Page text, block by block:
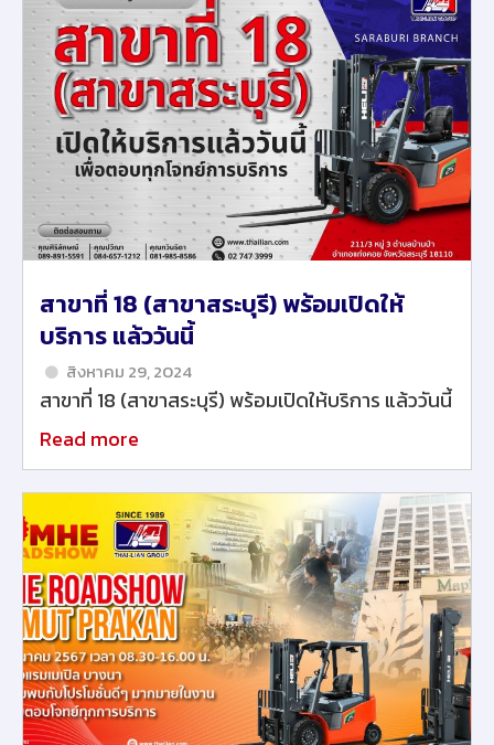
สาขาที่ 18 (สาขาสระบุรี) พร้อมเปิดให้
บริการ แล้ววันนี้
สิงหาคม 29, 2024
สาขาที่ 18 (สาขาสระบุรี) พร้อมเปิดให้บริการ แล้ววันนี้
Read more